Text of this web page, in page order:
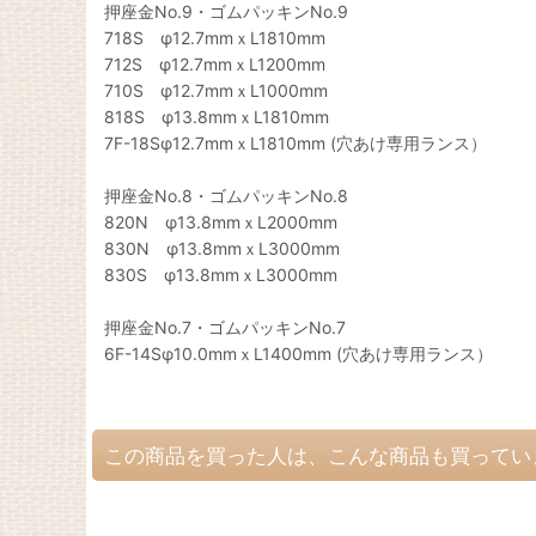
押座金No.9・ゴムパッキンNo.9
718S φ12.7mmｘL1810mm
712S φ12.7mmｘL1200mm
710S φ12.7mmｘL1000mm
818S φ13.8mmｘL1810mm
7F-18Sφ12.7mmｘL1810mm (穴あけ専用ランス）
押座金No.8・ゴムパッキンNo.8
820N φ13.8mmｘL2000mm
830N φ13.8mmｘL3000mm
830S φ13.8mmｘL3000mm
押座金No.7・ゴムパッキンNo.7
6F-14Sφ10.0mmｘL1400mm (穴あけ専用ランス）
この商品を買った人は、こんな商品も買って